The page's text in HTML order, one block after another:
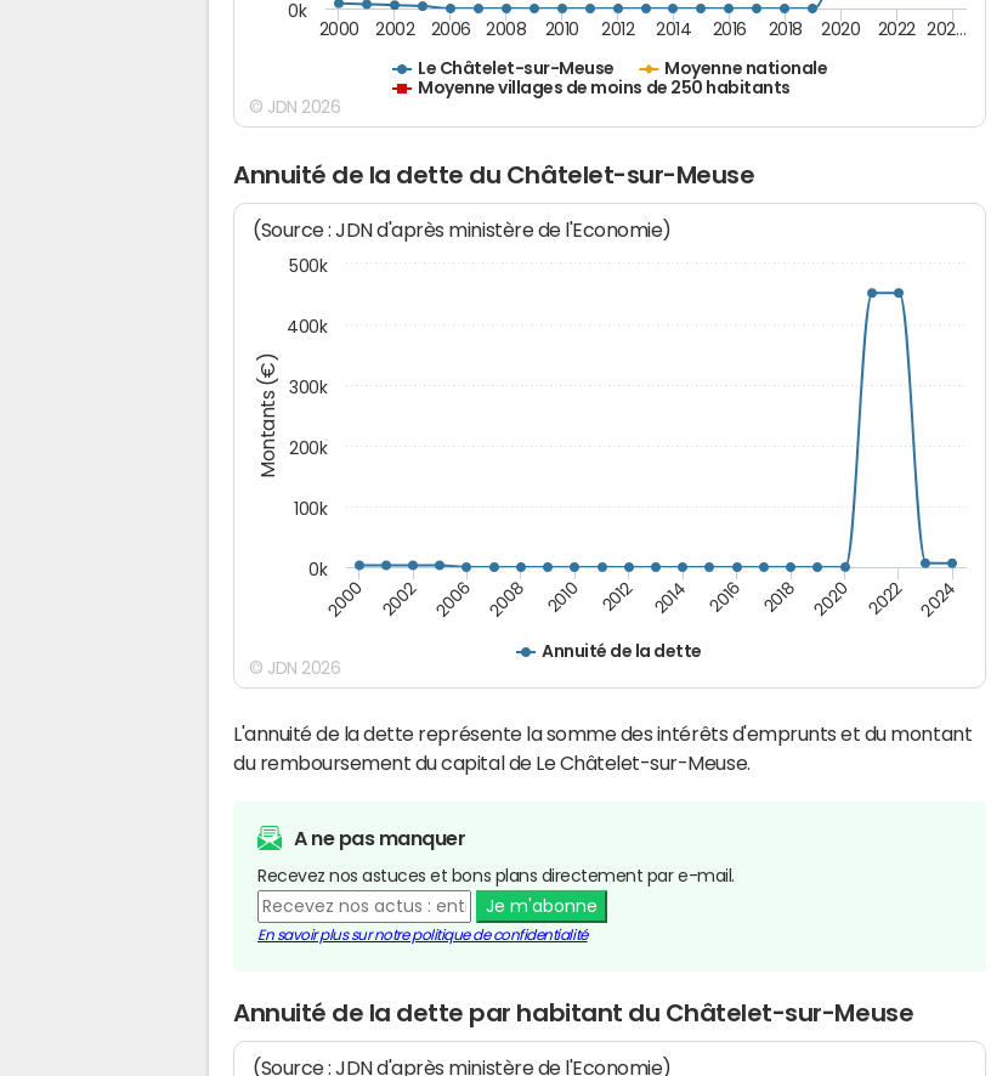
Le Châtelet-sur-Meuse
Moyenne nationale
Moyenne villages de moins de 250 habitants
2000 2002 2006 2008 2010 2012 2014 2016 2018 2020 2022 202…
0k
© JDN 2026
Annuité de la dette du Châtelet-sur-Meuse
Montants (€)
(Source : JDN d'après ministère de l'Economie)
Annuité de la dette
2000 2002 2006 2008 2010 2012 2014 2016 2018 2020 2022 2024
0k
100k
200k
300k
400k
500k
© JDN 2026
L'annuité de la dette représente la somme des intérêts d'emprunts et du montant
du remboursement du capital de Le Châtelet-sur-Meuse.
A ne pas manquer
Recevez nos astuces et bons plans directement par e-mail.
Je m'abonne
En savoir plus sur notre politique de confidentialité
Annuité de la dette par habitant du Châtelet-sur-Meuse
(Source : JDN d'après ministère de l'Economie)